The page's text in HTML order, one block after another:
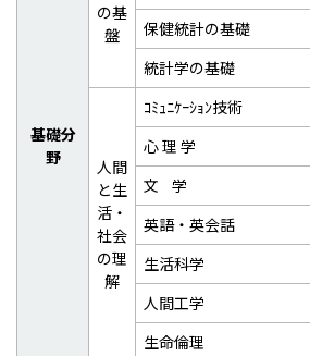
基礎分
野
の基
盤
保健統計の基礎
統計学の基礎
人間
と生
活・
社会
の理
解
ｺﾐｭﾆｹｰｼｮﾝ技術
心 理 学
文 学
英語・英会話
生活科学
人間工学
生命倫理